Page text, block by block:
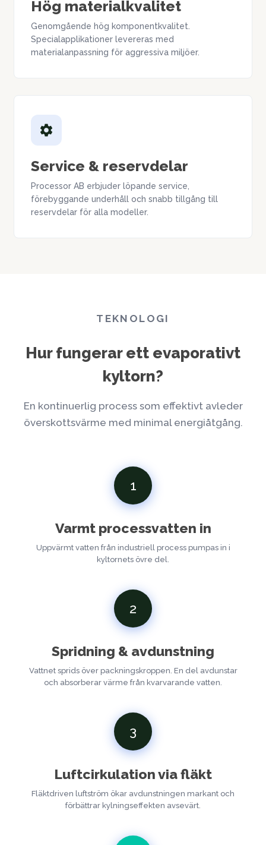
Hög materialkvalitet
Genomgående hög komponentkvalitet.
Specialapplikationer levereras med
materialanpassning för aggressiva miljöer.
Service & reservdelar
Processor AB erbjuder löpande service,
förebyggande underhåll och snabb tillgång till
reservdelar för alla modeller.
TEKNOLOGI
Hur fungerar ett evaporativt
kyltorn?
En kontinuerlig process som effektivt avleder
överskottsvärme med minimal energiåtgång.
1
Varmt processvatten in
Uppvärmt vatten från industriell process pumpas in i
kyltornets övre del.
2
Spridning & avdunstning
Vattnet sprids över packningskroppen. En del avdunstar
och absorberar värme från kvarvarande vatten.
3
Luftcirkulation via fläkt
Fläktdriven luftström ökar avdunstningen markant och
förbättrar kylningseffekten avsevärt.